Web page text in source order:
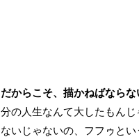
だからこそ、描かねばならな
分の人生なんて大したもん
ないじゃないの、フフゥと